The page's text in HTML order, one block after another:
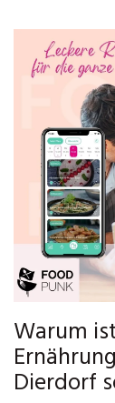
Warum
Dierdorf